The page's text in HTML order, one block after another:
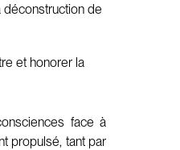
de
et honorer la
face à
propulsé, tant par